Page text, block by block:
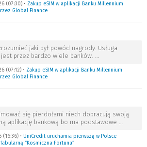
(07:30) • Zakup eSIM w aplikacji Banku Millennium
Global Finance
jaki był powód nagrody. Usługa
przez bardzo wiele banków. …
(07:12) • Zakup eSIM w aplikacji Banku Millennium
Global Finance
się pierdołami niech dopracują swoją
aplikację bankową bo ma podstawowe …
(16:36) • UniCredit uruchamia pierwszą w Polsce
“Kosmiczna Fortuna”